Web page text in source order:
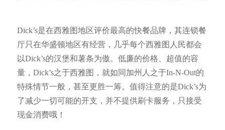
Dick’s是在西雅图地区评价最高的快餐品牌，其连锁餐
厅只在华盛顿地区有经营，几乎每个西雅图人民都会
以Dick’s的汉堡和薯条为傲。低廉的价格、超值的容
量，Dick’s之于西雅图，就如同加州人之于In-N-Out的
特殊情节一般，甚至更胜一筹。值得注意的是Dick’s为
了减少一切可能的开支，并不提供刷卡服务，只接受
现金消费哦！